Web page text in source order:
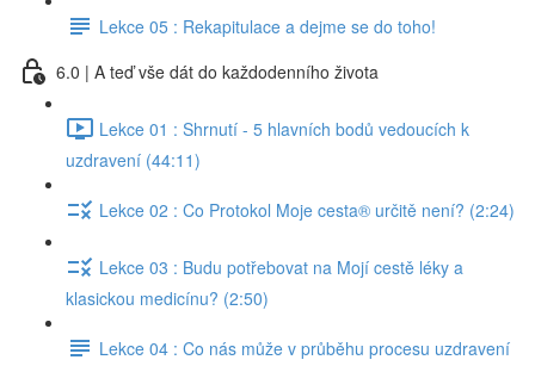
Lekce 05 : Rekapitulace a dejme se do toho!
6.0 | A teď vše dát do každodenního života
Lekce 01 : Shrnutí - 5 hlavních bodů vedoucích k
uzdravení (44:11)
Lekce 02 : Co Protokol Moje cesta® určitě není? (2:24)
Lekce 03 : Budu potřebovat na Mojí cestě léky a
klasickou medicínu? (2:50)
Lekce 04 : Co nás může v průběhu procesu uzdravení